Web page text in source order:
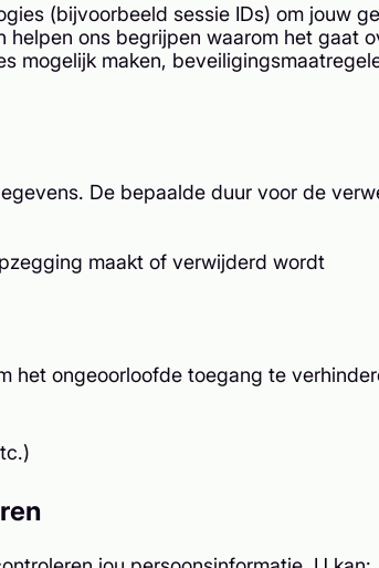
(bijvoorbeeld sessie IDs) om jouw
ons begrijpen waarom het gaat
mogelijk maken,
De bepaalde duur voor de
maakt of verwijderd wordt
het ongeoorloofde toegang te